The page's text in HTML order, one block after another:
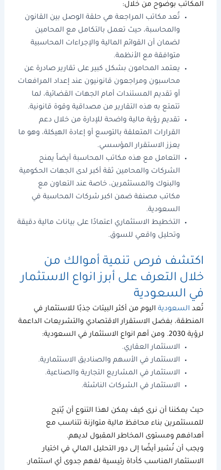
المكاتب بوضوح من خلال:
تُعد مكاتب المراجعة هي حلقة الوصل بين القانون
والمحاسبة، حيث تعمل بالتكامل مع المحامين
لضمان أن القوائم المالية والإجراءات المحاسبية
متوافقة مع الأنظمة.
يعتمد المحامون بشكل كبير على تقارير صادرة عن
محاسبون ومراجعون قانونيون عند إعداد المرافعات
أو تقديم المستندات أمام الجهات القضائية، لما
تتمتع به هذه التقارير من مصداقية وقوة قانونية.
تقديم رؤية مالية واضحة للإدارة من خلال دعم
القرارات المتعلقة بالتوسع أو إعادة الهيكلة، وهو ما
يعزز الاستقرار المؤسسي.
التعامل مع هذه مكاتب المحاسبة أيضاً يمنح
الشركات والمحامين ثقة أكبر لدى الجهات الحكومية
والبنوك والمستثمرين، خاصة عند التعاون مع
مكاتب مصنفة ضمن اكبر شركات المحاسبة في
السعودية.
التخطيط الاستثماري اعتمادًا على بيانات مالية دقيقة
وتحليل واقعي للسوق.
اكتشف فرص تنمية أموالك من
خلال التعرف على أبرز انواع الاستثمار
في السعودية
تُعد السعوديةاليوم من أكثر البيئات جذبًا للاستثمار في
المنطقة، بفضل الاستقرار الاقتصادي والتشريعات الداعمة
لرؤية 2030. ومن أهم
انواع الاستثمارفي السعودية:
الاستثمار العقاري.
الاستثمار في الأسهم والصناديق الاستثمارية.
الاستثمار في المشاريع التجارية والصناعية.
الاستثمار في الشركات الناشئة.
حيث يمكننا أن نرى كيف يمكن لهذا التنوع أن يُتيح
للمستثمرين بناء محافظ مالية متوازنة تتناسب مع
أهدافهم ومستوى المخاطر المقبول لديهم.
ويجب أن نُشير أيضًا إلى دورالتحليل المالي في اختيار
الاستثمار المناسب كأداة رئيسية لفهم جدوى أي استثمار.